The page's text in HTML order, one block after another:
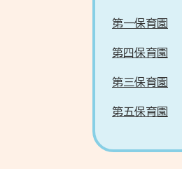
第一保育園
第四保育園
第三保育園
第五保育園